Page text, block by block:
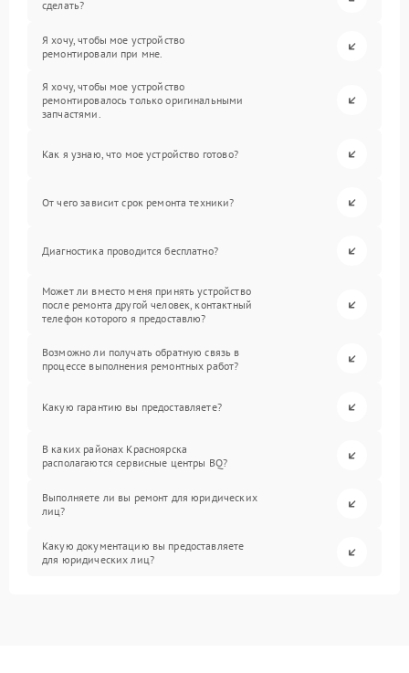
сделать?
Я хочу, чтобы мое устройство
ремонтировали при мне.
Я хочу, чтобы мое устройство
ремонтировалось только оригинальными
запчастями.
Как я узнаю, что мое устройство готово?
От чего зависит срок ремонта техники?
Диагностика проводится бесплатно?
Может ли вместо меня принять устройство
после ремонта другой человек, контактный
телефон которого я предоставлю?
Возможно ли получать обратную связь в
процессе выполнения ремонтных работ?
Какую гарантию вы предоставляете?
В каких районах Красноярска
располагаются сервисные центры BQ?
Выполняете ли вы ремонт для юридических
лиц?
Какую документацию вы предоставляете
для юридических лиц?